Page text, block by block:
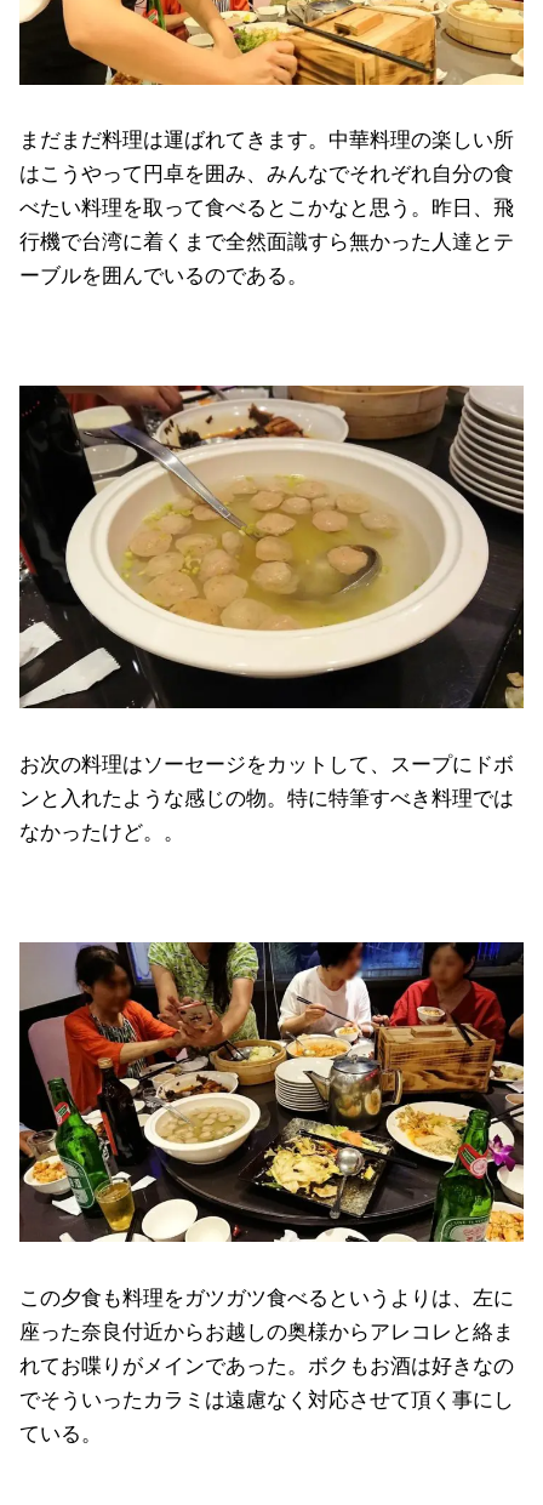
まだまだ料理は運ばれてきます。中華料理の楽しい所
はこうやって円卓を囲み、みんなでそれぞれ自分の食
べたい料理を取って食べるとこかなと思う。昨日、飛
行機で台湾に着くまで全然面識すら無かった人達とテ
ーブルを囲んでいるのである。
お次の料理はソーセージをカットして、スープにドボ
ンと入れたような感じの物。特に特筆すべき料理では
なかったけど。。
この夕食も料理をガツガツ食べるというよりは、左に
座った奈良付近からお越しの奥様からアレコレと絡ま
れてお喋りがメインであった。ボクもお酒は好きなの
でそういったカラミは遠慮なく対応させて頂く事にし
ている。